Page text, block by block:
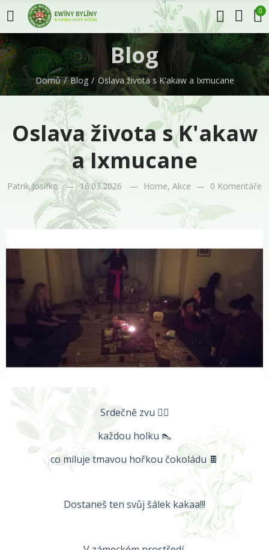
0
Blog
Domů Blog Oslava života s K'akaw a Ixmucane
Oslava života s K'akaw
a Ixmucane
Patrik Josífko 16.03.2026 Home, Akce 0 Komentáře
Srdečně zvu ❤️‍🔥
každou holku 👠
co miluje tmavou hořkou čokoládu 🍫
Dostaneš ten svůj šálek kakaa!!!